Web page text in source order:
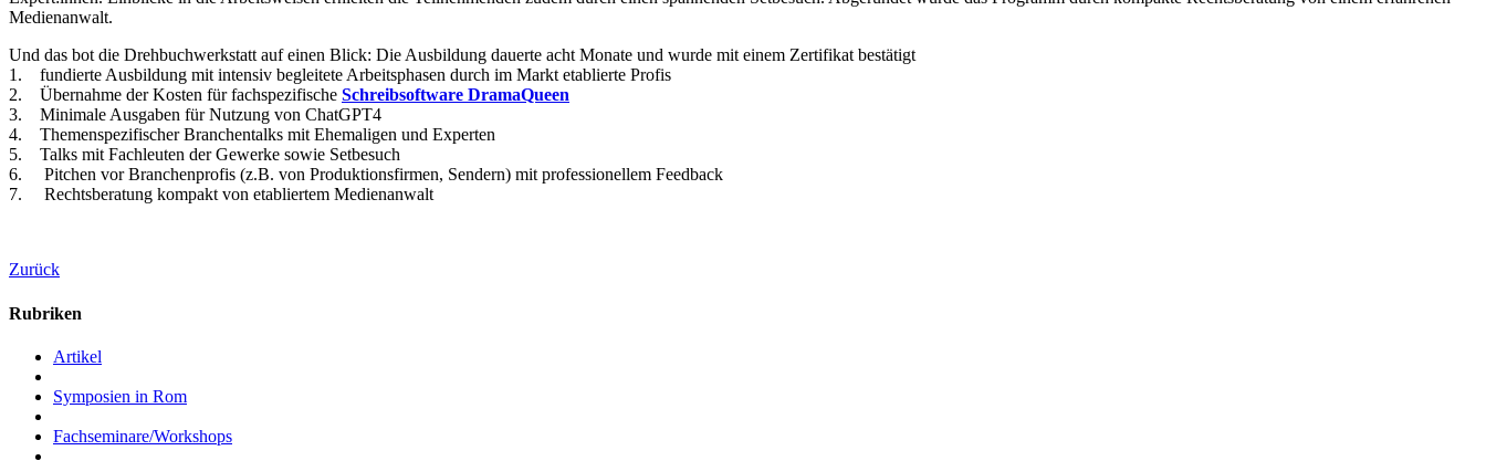
Medienanwalt.
Und das bot die Drehbuchwerkstatt auf einen Blick: Die Ausbildung dauerte acht Monate und wurde mit einem Zertifikat bestätigt
1. fundierte Ausbildung mit intensiv begleitete Arbeitsphasen durch im Markt etablierte Profis
2. Übernahme der Kosten für fachspezifische Schreibsoftware DramaQueen
3. Minimale Ausgaben für Nutzung von ChatGPT4
4. Themenspezifischer Branchentalks mit Ehemaligen und Experten
5. Talks mit Fachleuten der Gewerke sowie Setbesuch
6. Pitchen vor Branchenprofis (z.B. von Produktionsfirmen, Sendern) mit professionellem Feedback
7. Rechtsberatung kompakt von etabliertem Medienanwalt
Zurück
Rubriken
Artikel
Symposien in Rom
Fachseminare/Workshops